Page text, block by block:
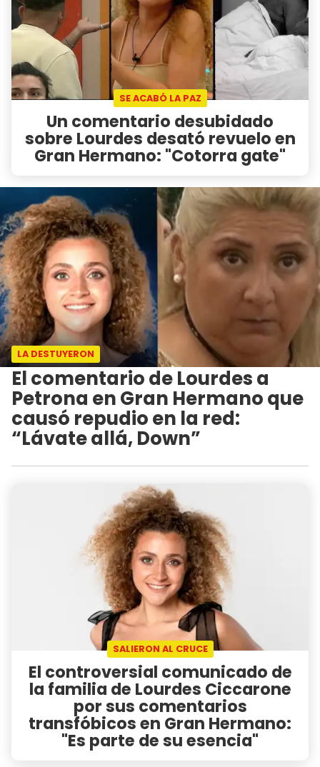
SE ACABÓ LA PAZ
Un comentario desubidado
sobre Lourdes desató revuelo en
Gran Hermano: "Cotorra gate"
LA DESTUYERON
El comentario de Lourdes a
Petrona en Gran Hermano que
causó repudio en la red:
“Lávate allá, Down”
SALIERON AL CRUCE
El controversial comunicado de
la familia de Lourdes Ciccarone
por sus comentarios
transfóbicos en Gran Hermano:
"Es parte de su esencia"